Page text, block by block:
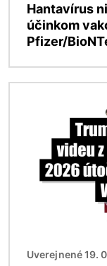
Hantavírus
účinkom
Pfizer/
Uverejnené 19.